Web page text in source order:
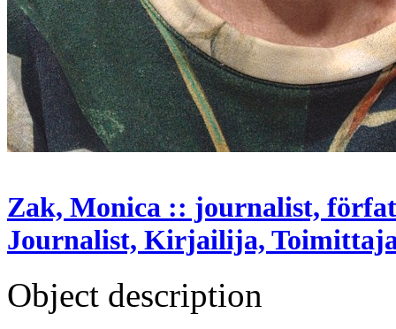
Zak, Monica :: journalist,
Journalist, Kirjailija,
Object description